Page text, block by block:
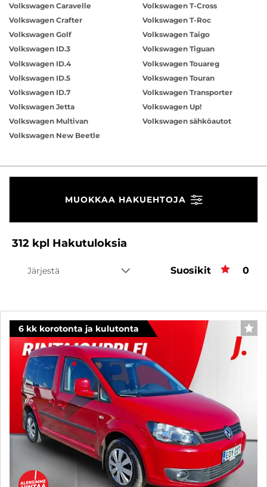
Volkswagen Caravelle
Volkswagen Crafter
Volkswagen Golf
Volkswagen ID.3
Volkswagen ID.4
Volkswagen ID.5
Volkswagen ID.7
Volkswagen Jetta
Volkswagen Multivan
Volkswagen New Beetle
Volkswagen T-Cross
Volkswagen T-Roc
Volkswagen Taigo
Volkswagen Tiguan
Volkswagen Touareg
Volkswagen Touran
Volkswagen Transporter
Volkswagen Up!
Volkswagen sähköautot
MUOKKAA HAKUEHTOJA
312 kpl Hakutuloksia
Järjestä Suosikit 0
6 kk korotonta ja kulutonta